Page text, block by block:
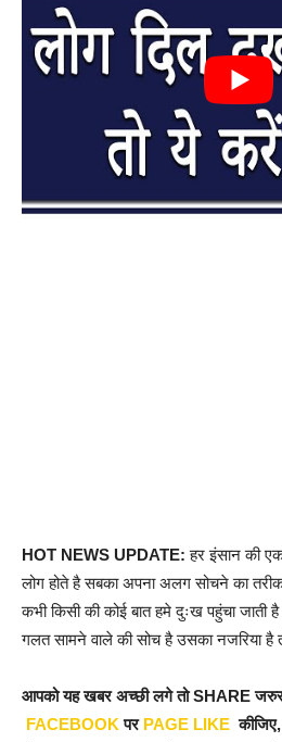
HOT NEWS UPDATE:हर इंसान की
लोग होते है सबका अपना अलग सोचने का
कभी किसी की कोई बात हमे दुःख पहुंचा जाती
गलत सामने वाले की सोच है उसका नजरिया है
आपको यह खबर अच्छी लगे तो SHARE
FACEBOOKपर PAGE LIKE